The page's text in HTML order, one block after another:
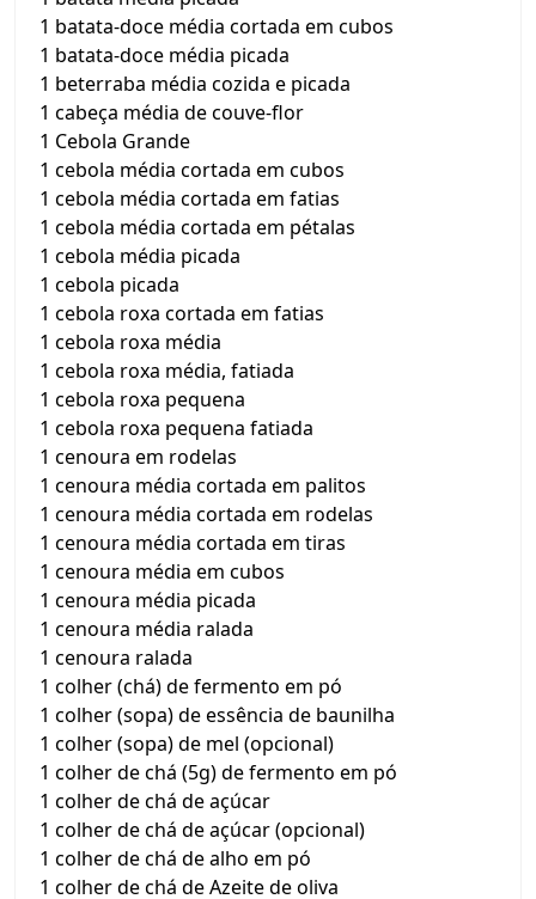
1 batata-doce média cortada em cubos
1 batata-doce média picada
1 beterraba média cozida e picada
1 cabeça média de couve-flor
1 Cebola Grande
1 cebola média cortada em cubos
1 cebola média cortada em fatias
1 cebola média cortada em pétalas
1 cebola média picada
1 cebola picada
1 cebola roxa cortada em fatias
1 cebola roxa média
1 cebola roxa média, fatiada
1 cebola roxa pequena
1 cebola roxa pequena fatiada
1 cenoura em rodelas
1 cenoura média cortada em palitos
1 cenoura média cortada em rodelas
1 cenoura média cortada em tiras
1 cenoura média em cubos
1 cenoura média picada
1 cenoura média ralada
1 cenoura ralada
1 colher (chá) de fermento em pó
1 colher (sopa) de essência de baunilha
1 colher (sopa) de mel (opcional)
1 colher de chá (5g) de fermento em pó
1 colher de chá de açúcar
1 colher de chá de açúcar (opcional)
1 colher de chá de alho em pó
1 colher de chá de Azeite de oliva